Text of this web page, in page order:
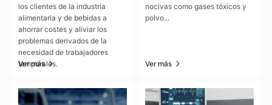
los clientes de la industria
alimentaria y de bebidas a
ahorrar costes y aliviar los
problemas derivados de la
necesidad de trabajadores
temporales.
Ver más
nocivas como gases tóxicos y
polvo...
Ver más